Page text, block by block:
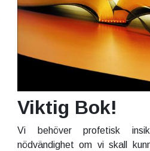
Viktig Bok!
Vi behöver profetisk
nödvändighet om vi skall